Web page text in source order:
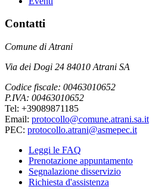
Contatti
Comune di Atrani
Via dei Dogi 24 84010 Atrani SA
Codice fiscale: 00463010652
P.IVA: 00463010652
Tel: +39089871185
Email: protocollo@comune.atrani.sa.it
PEC: protocollo.atrani@asmepec.it
Leggi le FAQ
Prenotazione appuntamento
Segnalazione disservizio
Richiesta d'assistenza